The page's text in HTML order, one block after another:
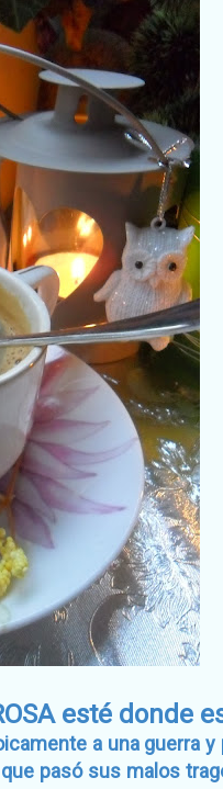
esté donde
a una guerra
pasó sus malos